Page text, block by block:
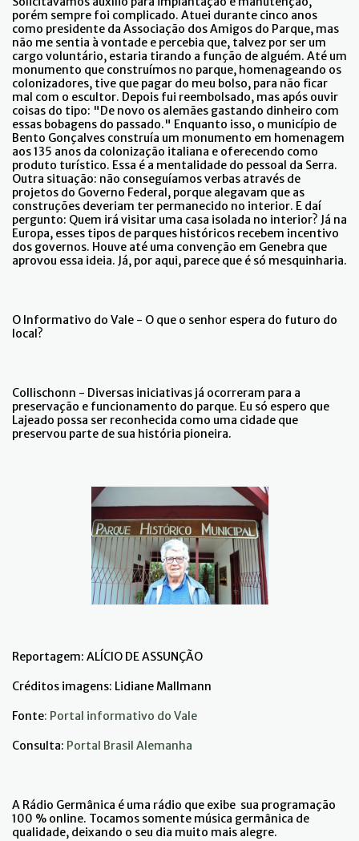
porém sempre foi complicado. Atuei durante cinco anos
como presidente da Associação dos Amigos do Parque, mas
não me sentia à vontade e percebia que, talvez por ser um
cargo voluntário, estaria tirando a função de alguém. Até um
monumento que construímos no parque, homenageando os
colonizadores, tive que pagar do meu bolso, para não ficar
mal com o escultor. Depois fui reembolsado, mas após ouvir
coisas do tipo: "De novo os alemães gastando dinheiro com
essas bobagens do passado." Enquanto isso, o município de
Bento Gonçalves construía um monumento em homenagem
aos 135 anos da colonização italiana e oferecendo como
produto turístico. Essa é a mentalidade do pessoal da Serra.
Outra situação: não conseguíamos verbas através de
projetos do Governo Federal, porque alegavam que as
construções deveriam ter permanecido no interior. E daí
pergunto: Quem irá visitar uma casa isolada no interior? Já na
Europa, esses tipos de parques históricos recebem incentivo
dos governos. Houve até uma convenção em Genebra que
aprovou essa ideia. Já, por aqui, parece que é só mesquinharia.
O Informativo do Vale - O que o senhor espera do futuro do
local?
Collischonn - Diversas iniciativas já ocorreram para a
preservação e funcionamento do parque. Eu só espero que
Lajeado possa ser reconhecida como uma cidade que
preservou parte de sua história pioneira.
Reportagem: ALÍCIO DE ASSUNÇÃO
Créditos imagens: Lidiane Mallmann
Fonte: Portal informativo do Vale
Consulta: Portal Brasil Alemanha
A Rádio Germânica é uma rádio que exibe sua programação
100 % online. Tocamos somente música germânica de
qualidade, deixando o seu dia muito mais alegre.